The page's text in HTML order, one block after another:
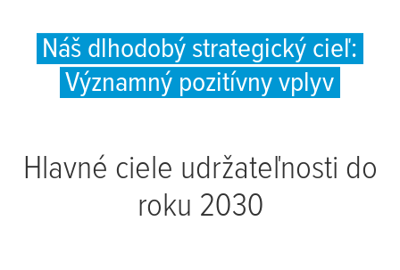
Náš dlhodobý strategický cieľ:
Významný pozitívny vplyv
Hlavné ciele udržateľnosti do
roku 2030